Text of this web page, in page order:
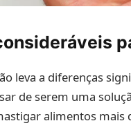
leva a diferenças
de serem uma
alimentos